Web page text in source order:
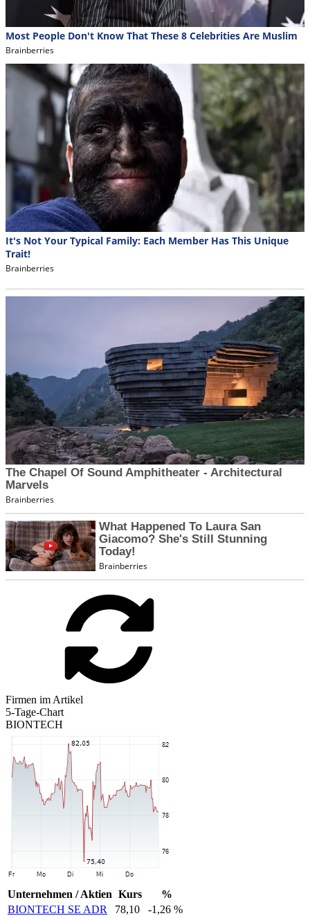
Firmen im Artikel
5-Tage-Chart
BIONTECH
Unternehmen / Aktien Kurs
%
BIONTECH SE ADR
78,10
-1,26 %